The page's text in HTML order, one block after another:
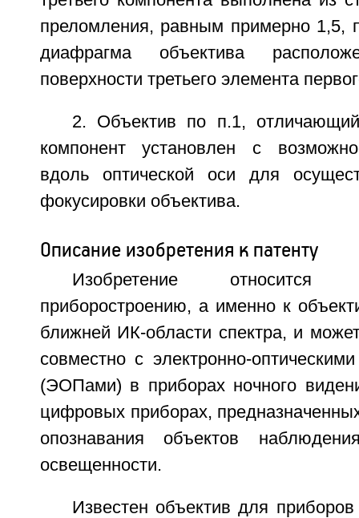
преломления, равным примерно 1,5,
диафрагма объектива
поверхности третьего элемента
2. Объектив по п.1,
компонент установлен с
вдоль оптической оси для
фокусировки объектива.
Описание изобретения к патенту
Изобретение относится
приборостроению, а именно к
ближней ИК-области спектра, и
совместно с электронно-
(ЭОПами) в приборах ночного
цифровых приборах,
опознавания объектов
освещенности.
Известен объектив для